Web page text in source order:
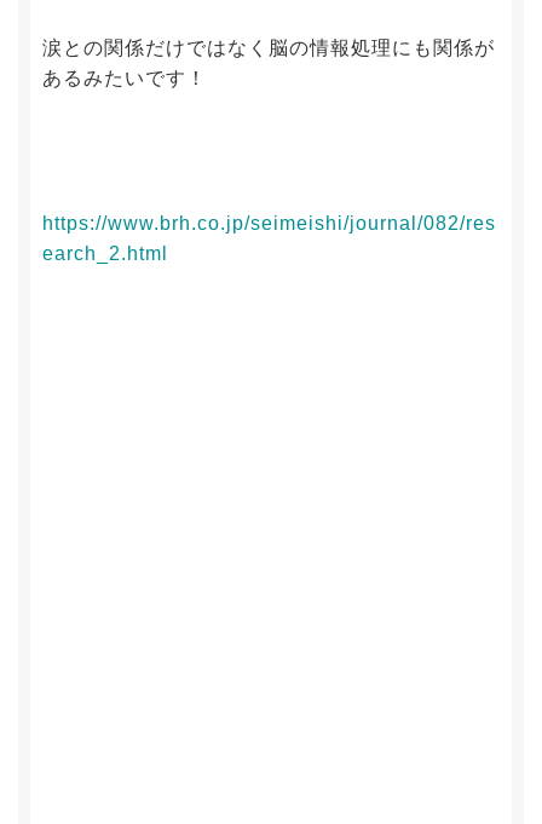
涙との関係だけではなく脳の情報処理にも関係が
あるみたいです！
https://www.brh.co.jp/seimeishi/journal/082/res
earch_2.html